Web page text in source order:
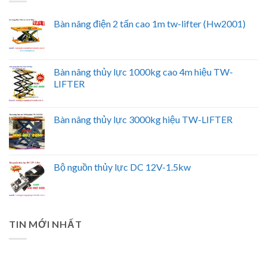
Bàn nâng điện 2 tấn cao 1m tw-lifter (Hw2001)
Bàn nâng thủy lực 1000kg cao 4m hiệu TW-
LIFTER
Bàn nâng thủy lực 3000kg hiệu TW-LIFTER
Bộ nguồn thủy lực DC 12V-1.5kw
TIN MỚI NHẤT